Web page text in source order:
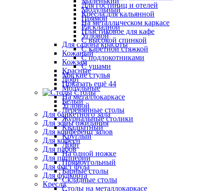
Для гостиниц и отелей
Кресла для кальянной
На металлическом каркасе
Пластиковое для кафе
С высокой спинкой
С каретной стяжкой
С подлокотниками
С ушами
Мягкие стулья
Показать ещё 44
Столы
Белый
Деревянные столы
Журнальные столики
Квадратный
Круглый
Лофт
На одной ножке
Прямоугольный
Барные столы
Складные столы
Столы на металлокаркасе
Модульный
Прямой
Раскладной
Угловой
Для салона красоты
Кожаный
Кожзам
Красные
Лофт
Модульные
На металлокаркасе
Угловой
Для банкетного зала
Для зоны ожидания
Для конференц залов
Для кофеен
Для пабов
Для пиццерии
Для фаст фуда
Для фудкорта
Кресла